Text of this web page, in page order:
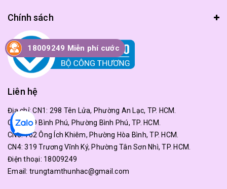
Chính sách
Liên hệ
Địa chỉ:CN1: 298 Tên Lửa, Phường An Lạc, TP. HCM.
CN2: 179 Bình Phú, Phường Bình Phú, TP. HCM.
CN3: 162 Ông Ích Khiêm, Phường Hòa Bình, TP. HCM.
CN4: 319 Trương Vĩnh Ký, Phường Tân Sơn Nhì, TP. HCM.
Điện thoại: 18009249
Email: trungtamthunhac@gmail.com
18009249 Miễn phí cước